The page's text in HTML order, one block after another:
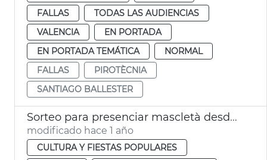
FALLAS
TODAS LAS AUDIENCIAS
VALENCIA
EN PORTADA
EN PORTADA TEMÁTICA
NORMAL
FALLAS
PIROTÈCNIA
SANTIAGO BALLESTER
Sorteo para presenciar mascletà desde el balcón del Ayuntamiento València
modificado hace 1 año
CULTURA Y FIESTAS POPULARES